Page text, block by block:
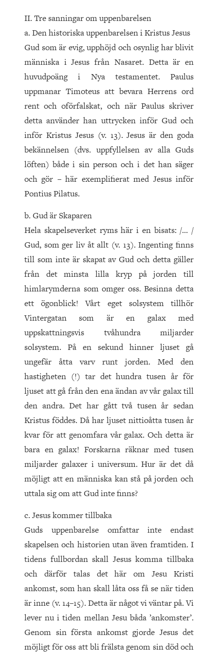
II. Tre sanningar om uppenbarelsen
a. Den historiska uppenbarelsen i Kristus Jesus
Gud som är evig, upphöjd och osynlig har blivit
människa i Jesus från Nasaret. Detta är en
huvudpoäng i Nya testamentet. Paulus
uppmanar Timoteus att bevara Herrens ord
rent och oförfalskat, och när Paulus skriver
detta använder han uttrycken inför Gud och
inför Kristus Jesus (v. 13). Jesus är den goda
bekännelsen (dvs. uppfyllelsen av alla Guds
löften) både i sin person och i det han säger
och gör – här exemplifierat med Jesus inför
Pontius Pilatus.
b. Gud är Skaparen
Hela skapelseverket ryms här i en bisats: /… /
Gud, som ger liv åt allt (v. 13). Ingenting finns
till som inte är skapat av Gud och detta gäller
från det minsta lilla kryp på jorden till
himlarymderna som omger oss. Besinna detta
ett ögonblick! Vårt eget solsystem tillhör
Vintergatan som är en galax med
uppskattningsvis tvåhundra miljarder
solsystem. På en sekund hinner ljuset gå
ungefär åtta varv runt jorden. Med den
hastigheten (!) tar det hundra tusen år för
ljuset att gå från den ena ändan av vår galax till
den andra. Det har gått två tusen år sedan
Kristus föddes. Då har ljuset nittioåtta tusen år
kvar för att genomfara vår galax. Och detta är
bara en galax! Forskarna räknar med tusen
miljarder galaxer i universum. Hur är det då
möjligt att en människa kan stå på jorden och
uttala sig om att Gud inte finns?
c. Jesus kommer tillbaka
Guds uppenbarelse omfattar inte endast
skapelsen och historien utan även framtiden. I
tidens fullbordan skall Jesus komma tillbaka
och därför talas det här om Jesu Kristi
ankomst, som han skall låta oss få se när tiden
är inne (v. 14–15). Detta är något vi väntar på. Vi
lever nu i tiden mellan Jesu båda ’ankoms­ter’.
Genom sin första ankomst gjorde Jesus det
möjligt för oss att bli frälsta genom sin död och